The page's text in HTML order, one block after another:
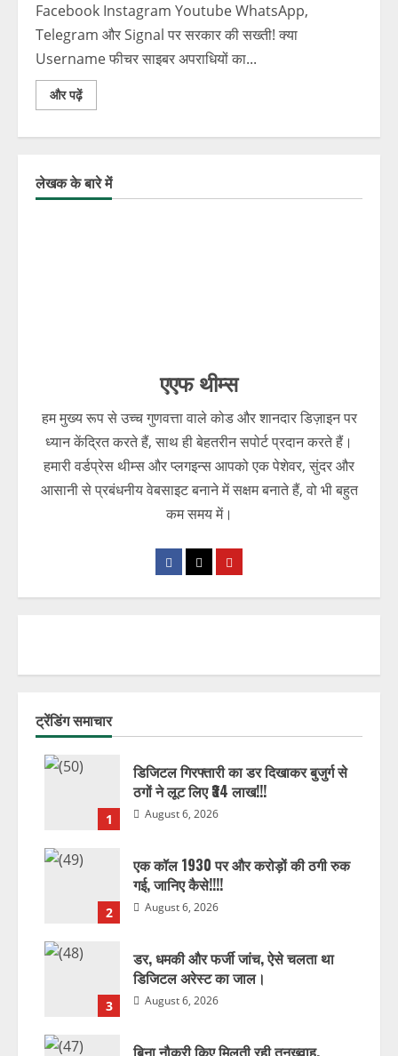
Facebook Instagram Youtube WhatsApp,
Telegram और Signal पर सरकार की सख्ती! क्या
Username फीचर साइबर अपराधियों का...
और पढ़ें
लेखक के बारे में
एएफ थीम्स
हम मुख्य रूप से उच्च गुणवत्ता वाले कोड और शानदार डिज़ाइन पर
ध्यान केंद्रित करते हैं, साथ ही बेहतरीन सपोर्ट प्रदान करते हैं।
हमारी वर्डप्रेस थीम्स और प्लगइन्स आपको एक पेशेवर, सुंदर और
आसानी से प्रबंधनीय वेबसाइट बनाने में सक्षम बनाते हैं, वो भी बहुत
कम समय में।
ट्रेंडिंग समाचार
1
डिजिटल गिरफ्तारी का डर दिखाकर बुजुर्ग से
ठगों ने लूट लिए ₹34 लाख!!!
August 6, 2026
2
एक कॉल 1930 पर और करोड़ों की ठगी रुक
गई, जानिए कैसे!!!!
August 6, 2026
3
डर, धमकी और फर्जी जांच, ऐसे चलता था
डिजिटल अरेस्ट का जाल।
August 6, 2026